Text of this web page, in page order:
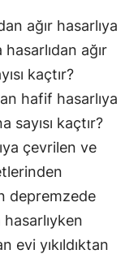
ağır hasarlıya
ağır
kaçtır?
hafif hasarlıya
sayısı kaçtır?
çevrilen ve
depremzede
evi yıkıldıktan